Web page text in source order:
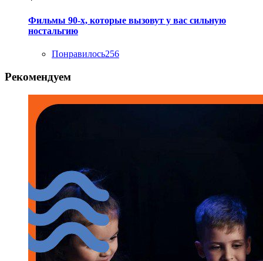
Фильмы 90-х, которые вызовут у вас сильную
ностальгию
Понравилось256
Рекомендуем